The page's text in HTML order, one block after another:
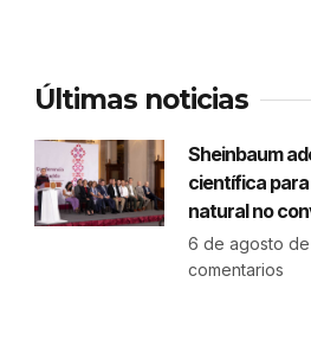
Últimas noticias
Sheinbaum
científica
natural no
6 de agosto
comentarios